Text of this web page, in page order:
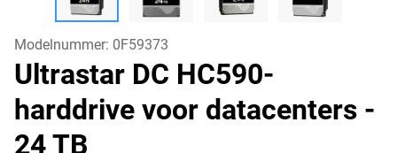
Modelnummer: 0F59373
Ultrastar DC HC590-
harddrive voor datacenters -
24 TB